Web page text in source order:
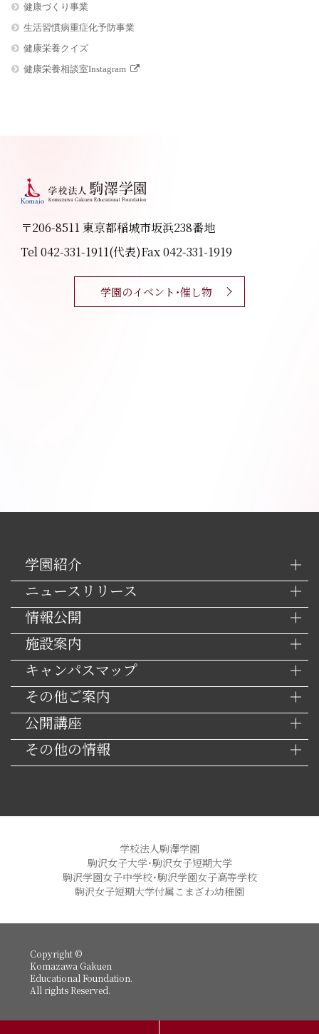
健康づくり事業
生活習慣病重症化予防事業
健康栄養クイズ
健康栄養相談室Instagram
〒206-8511 東京都稲城市坂浜238番地
Tel 042-331-1911(代表)Fax 042-331-1919
学園のイベント・催し物
学園紹介
ニュースリリース
情報公開
施設案内
キャンパスマップ
その他ご案内
公開講座
その他の情報
学校法人駒澤学園
駒沢女子大学・駒沢女子短期大学
駒沢学園女子中学校・駒沢学園女子高等学校
駒沢女子短期大学付属こまざわ幼稚園
Copyright ©
Komazawa Gakuen
Educational Foundation.
All rights Reserved.